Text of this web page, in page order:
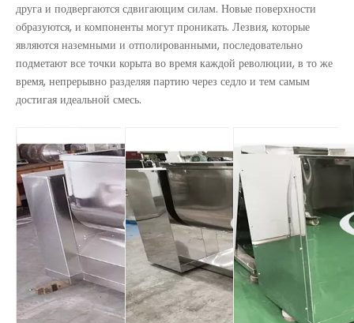
друга и подвергаются сдвигающим силам. Новые поверхности
образуются, и компоненты могут проникать. Лезвия, которые
являются наземными и отполированными, последовательно
подметают все точки корыта во время каждой революции, в то же
время, непрерывно разделяя партию через седло и тем самым
достигая идеальной смесь.